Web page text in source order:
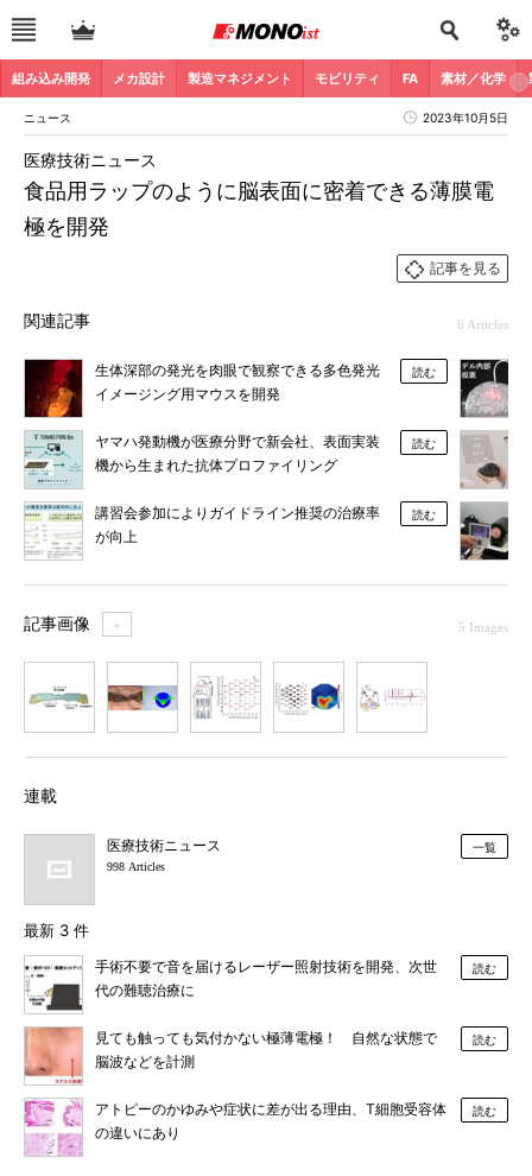
組み込み開発 メカ設計 製造マネジメント モビリティ FA 素材／化学
ニュース 2023年10月5日
食品用ラップのように脳表面に密着できる薄膜電
極を開発
医療技術ニュース
記事を見る
関連記事 6 Articles
生体深部の発光を肉眼で観察できる多色発光
イメージング用マウスを開発
読む
ヤマハ発動機が医療分野で新会社、表面実装
機から生まれた抗体プロファイリング
読む
講習会参加によりガイドライン推奨の治療率
が向上
読む
記事画像 ＋ 5 Images
連載
医療技術ニュース
998 Articles
一覧
最新 3 件
手術不要で音を届けるレーザー照射技術を開発、次世
代の難聴治療に
読む
見ても触っても気付かない極薄電極！ 自然な状態で
脳波などを計測
読む
アトピーのかゆみや症状に差が出る理由、T細胞受容体
の違いにあり
読む